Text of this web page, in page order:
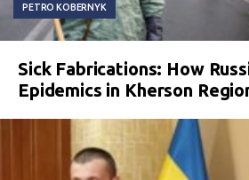
PETRO KOBERNYK
Sick Fabrications: How
Epidemics in Kherson